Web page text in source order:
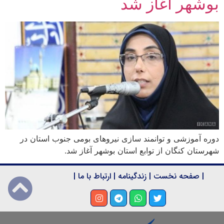
دوره آموزشی و توانمند سازی نیروهای بومی جنوب استان در
شهرستان کنگان از توابع استان بوشهر آغاز شد.
| صفحه نخست | زندگینامه | ارتباط با ما |